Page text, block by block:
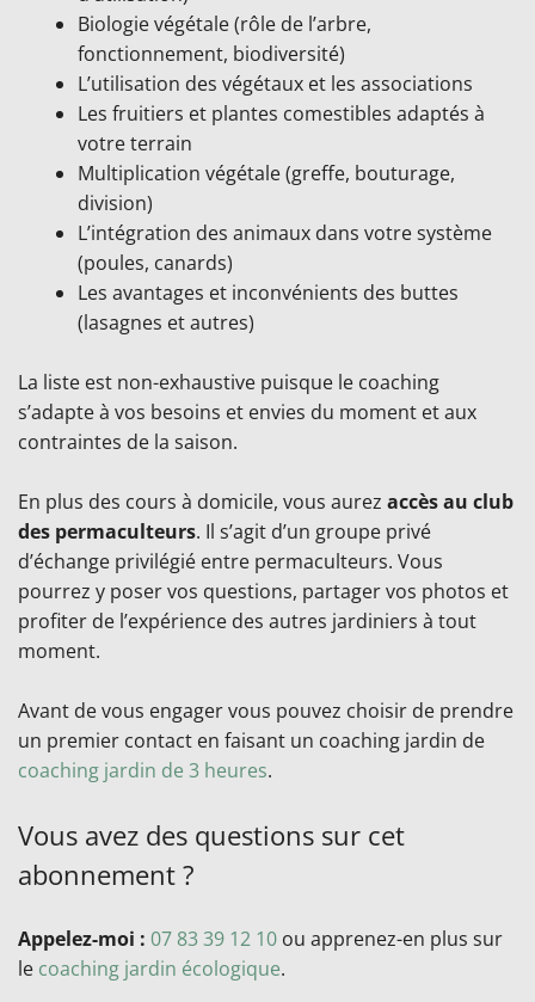
Biologie végétale (rôle de l’arbre,
fonctionnement, biodiversité)
L’utilisation des végétaux et les associations
Les fruitiers et plantes comestibles adaptés à
votre terrain
Multiplication végétale (greffe, bouturage,
division)
L’intégration des animaux dans votre système
(poules, canards)
Les avantages et inconvénients des buttes
(lasagnes et autres)
La liste est non-exhaustive puisque le coaching
s’adapte à vos besoins et envies du moment et aux
contraintes de la saison.
En plus des cours à domicile, vous aurez accès au club
des permaculteurs. Il s’agit d’un groupe privé
d’échange privilégié entre permaculteurs. Vous
pourrez y poser vos questions, partager vos photos et
profiter de l’expérience des autres jardiniers à tout
moment.
Avant de vous engager vous pouvez choisir de prendre
un premier contact en faisant un coaching jardin de
coaching jardin de 3 heures.
Vous avez des questions sur cet
abonnement ?
Appelez-moi : 07 83 39 12 10 ou apprenez-en plus sur
le coaching jardin écologique.